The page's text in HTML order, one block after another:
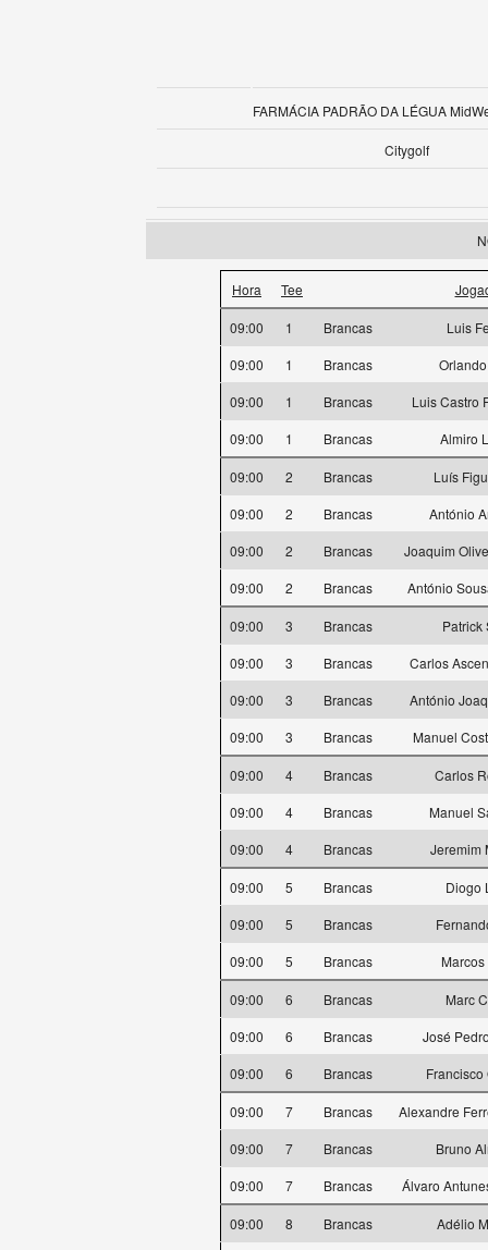
FARMÁCIA PADRÃO DA LÉGUA
Citygolf
Hora Tee
09:00 1 Brancas
Luis
09:00
1 Brancas
09:00
1 Brancas
Luis Castro
09:00
1 Brancas Almiro
09:00 2 Brancas
Luís
09:00
2 Brancas
António
09:00
2 Brancas
Joaquim
09:00
2 Brancas António
09:00 3 Brancas
Patrick
09:00
3 Brancas
Carlos
09:00
3 Brancas
António
09:00
3 Brancas Manuel
09:00 4 Brancas
Carlos
09:00
4 Brancas
Manuel
09:00
4 Brancas Jeremim
09:00 5 Brancas
Diogo
09:00
5 Brancas
09:00
5 Brancas Marcos
09:00 6 Brancas
Marc
09:00
6 Brancas
José
09:00
6 Brancas Francisco
09:00 7 Brancas
Alexandre
09:00
7 Brancas
Bruno
09:00
7 Brancas Álvaro
09:00 8 Brancas
Adélio